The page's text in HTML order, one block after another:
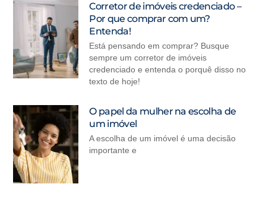
Corretor de imóveis credenciado –
Por que comprar com um?
Entenda!
Está pensando em comprar? Busque
sempre um corretor de imóveis
credenciado e entenda o porquê disso no
texto de hoje!
O papel da mulher na escolha de
um imóvel
A escolha de um imóvel é uma decisão
importante e